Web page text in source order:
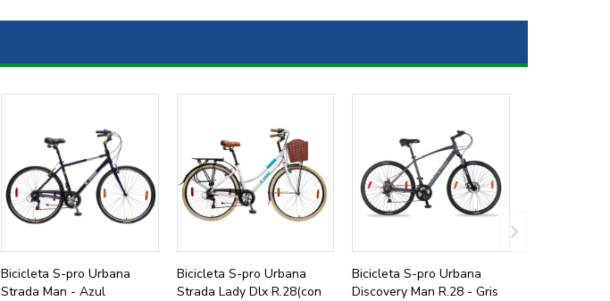
Bicicleta S-pro Urbana
Strada Man - Azul
Bicicleta S-pro Urbana
Strada Lady Dlx R.28(con
Bicicleta S-pro Urbana
Discovery Man R.28 - Gris